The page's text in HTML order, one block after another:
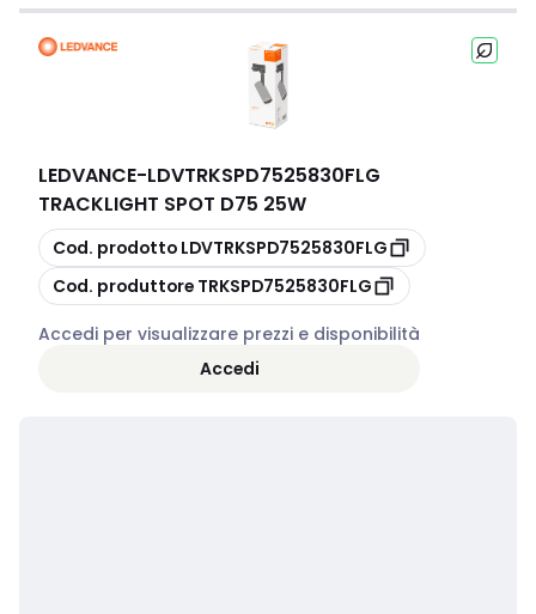
LEDVANCE-LDVTRKSPD7525830FLG
TRACKLIGHT SPOT D75 25W
copia
Cod. prodotto LDVTRKSPD7525830FLG
copia
Cod. produttore TRKSPD7525830FLG
Accedi per visualizzare prezzi e disponibilità
Accedi